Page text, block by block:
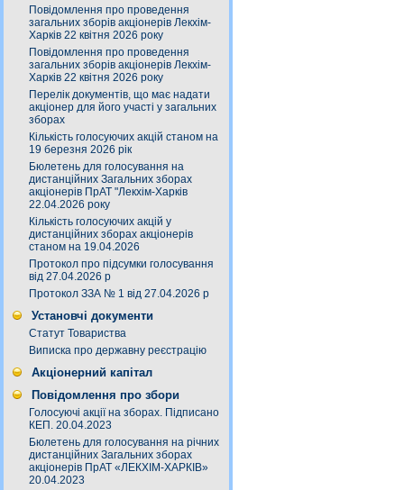
Повідомлення про проведення
загальних зборів акціонерів Лекхім-
Харків 22 квітня 2026 року
Повідомлення про проведення
загальних зборів акціонерів Лекхім-
Харків 22 квітня 2026 року
Перелік документів, що має надати
акціонер для його участі у загальних
зборах
Кількість голосуючих акцій станом на
19 березня 2026 рік
Бюлетень для голосування на
дистанційних Загальних зборах
акціонерів ПрАТ "Лекхім-Харків
22.04.2026 року
Кількість голосуючих акцій у
дистанційних зборах акціонерів
станом на 19.04.2026
Протокол про підсумки голосування
від 27.04.2026 р
Протокол ЗЗА № 1 від 27.04.2026 р
Установчі документи
Статут Товариства
Виписка про державну реєстрацію
Акціонерний капітал
Повідомлення про збори
Голосуючі акції на зборах. Підписано
КЕП. 20.04.2023
Бюлетень для голосування на річних
дистанційних Загальних зборах
акціонерів ПрАТ «ЛЕКХІМ-ХАРКІВ»
20.04.2023